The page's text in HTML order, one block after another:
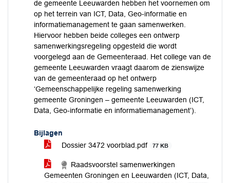
de gemeente Leeuwarden hebben het voornemen om
op het terrein van ICT, Data, Geo-informatie en
informatiemanagement te gaan samenwerken.
Hiervoor hebben beide colleges een ontwerp
samenwerkingsregeling opgesteld die wordt
voorgelegd aan de Gemeenteraad. Het college van de
gemeente Leeuwarden vraagt daarom de zienswijze
van de gemeenteraad op het ontwerp
‘Gemeenschappelijke regeling samenwerking
gemeente Groningen – gemeente Leeuwarden (ICT,
Data, Geo-informatie en informatiemanagement’).
Bijlagen
Dossier 3472 voorblad.pdf
77 KB
Raadsvoorstel samenwerkingen
Gemeenten Groningen en Leeuwarden (ICT, Data,